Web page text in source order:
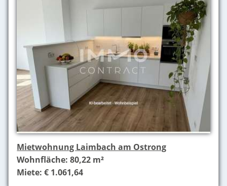
Mietwohnung Laimbach am Ostrong
Wohnfläche: 80,22 m²
Miete: € 1.061,64